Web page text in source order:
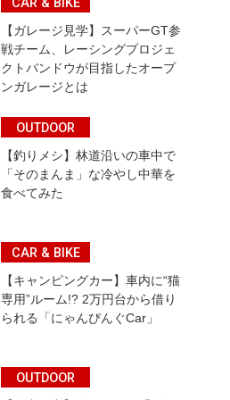
【ガレージ見学】スーパーGT参
戦チーム、レーシングプロジェ
クトバンドウが目指したオープ
ンガレージとは
OUTDOOR
【釣りメシ】林道沿いの車中で
「そのまんま」な冷やし中華を
食べてみた
CAR & BIKE
【キャンピングカー】車内に“猫
専用”ルーム!? 2万円台から借り
られる「にゃんぴんぐCar」
OUTDOOR